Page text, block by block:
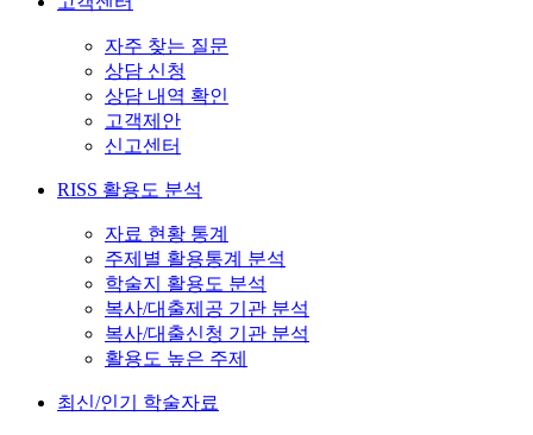
자주 찾는 질문
상담 신청
상담 내역 확인
고객제안
신고센터
RISS 활용도 분석
자료 현황 통계
주제별 활용통계 분석
학술지 활용도 분석
복사/대출제공 기관 분석
복사/대출신청 기관 분석
활용도 높은 주제
최신/인기 학술자료